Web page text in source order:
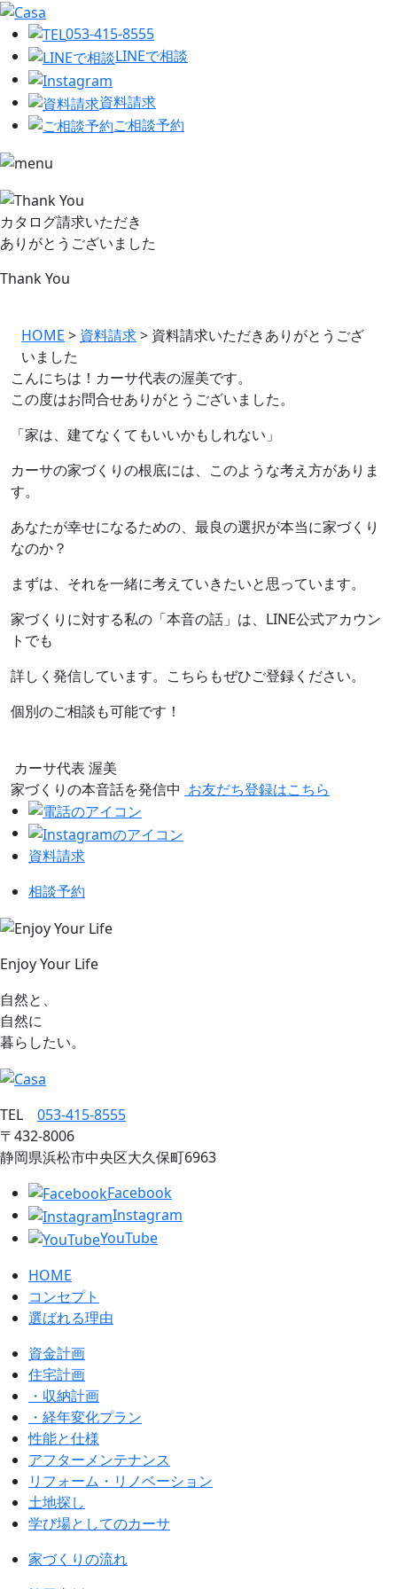
053-415-8555
LINEで相談
資料請求
ご相談予約
カタログ請求いただき
ありがとうございました
Thank You
HOME > 資料請求> 資料請求いただきありがとうござ
いました
こんにちは！ カーサ代表の渥美です。
この度はお問合せありがとうございました。
「家は、建てなくてもいいかもしれない」
カーサの家づくりの根底には、このような考え方がありま
す。
あなたが幸せになるための、最良の選択が本当に家づくり
なのか？
まずは、それを一緒に考えていきたいと思っています。
家づくりに対する私の「本音の話」は、LINE公式アカウン
トでも
詳しく発信しています。こちらもぜひご登録ください。
個別のご相談も可能です！
カーサ代表 渥美
家づくりの本音話を発信中 お友だち登録はこちら
資料請求
相談予約
Enjoy Your Life
自然と、
自然に
暮らしたい。
TEL 053‐415‐8555
〒432‐8006
静岡県浜松市中央区大久保町6963
Facebook
Instagram
YouTube
HOME
コンセプト
選ばれる理由
資金計画
住宅計画
・収納計画
・経年変化プラン
性能と仕様
アフターメンテナンス
リフォーム・リノベーション
土地探し
学び場としてのカーサ
家づくりの流れ